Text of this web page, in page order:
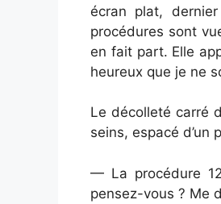
écran plat,
procédures sont
en fait part. Elle
heureux que je ne
Le décolleté carré
seins, espacé d’un
— La procédure
pensez-vous ? Me